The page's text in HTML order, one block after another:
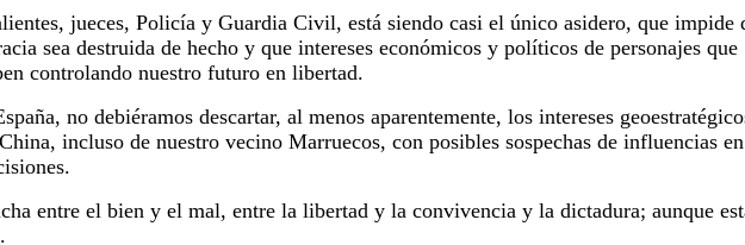
jueces, Policía y Guardia Civil, está siendo casi el único asidero, que impide
sea destruida de hecho y que intereses económicos y políticos de personajes
controlando nuestro futuro en libertad.
no debiéramos descartar, al menos aparentemente, los intereses
incluso de nuestro vecino Marruecos, con posibles sospechas de influencias
entre el bien y el mal, entre la libertad y la convivencia y la dictadura; aunque